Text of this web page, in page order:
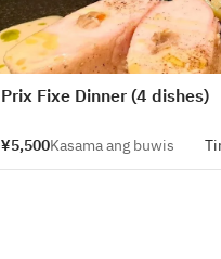
Prix Fixe Dinner (4 dishes)
¥5,500Kasama ang buwis